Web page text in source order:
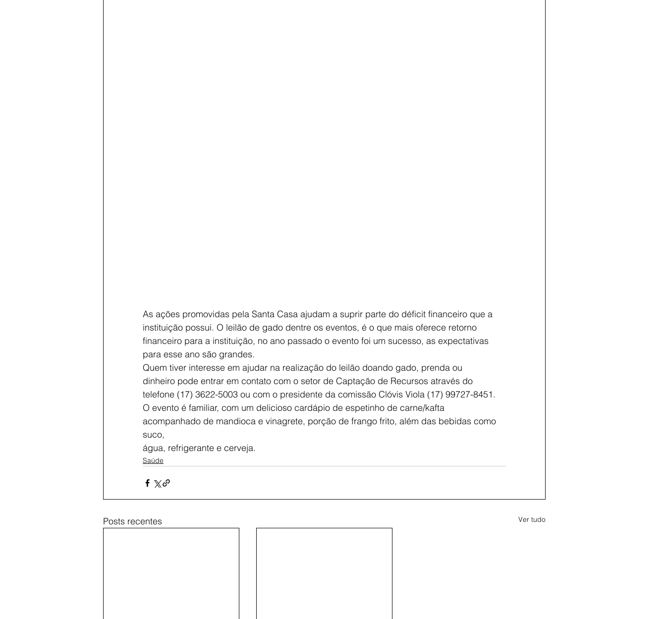
As ações promovidas pela Santa Casa ajudam a suprir parte do déficit financeiro que a
instituição possui. O leilão de gado dentre os eventos, é o que mais oferece retorno
financeiro para a instituição, no ano passado o evento foi um sucesso, as expectativas
para esse ano são grandes.
Quem tiver interesse em ajudar na realização do leilão doando gado, prenda ou
dinheiro pode entrar em contato com o setor de Captação de Recursos através do
telefone (17) 3622-5003 ou com o presidente da comissão Clóvis Viola (17) 99727-8451.
O evento é familiar, com um delicioso cardápio de espetinho de carne/kafta
acompanhado de mandioca e vinagrete, porção de frango frito, além das bebidas como
suco,
água, refrigerante e cerveja.
Saúde
Posts recentes Ver tudo